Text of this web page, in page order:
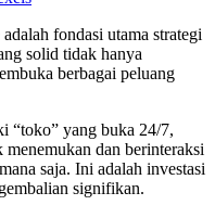
fondasi utama strategi
solid tidak hanya
berbagai peluang
“toko” yang buka 24/7,
dan berinteraksi
saja. Ini adalah investasi
signifikan.